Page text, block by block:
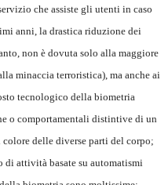
che assiste gli utenti in caso
anni, la drastica riduzione dei
non è dovuta solo alla maggiore
minaccia terroristica), ma anche ai
tecnologico della biometria
o comportamentali distintive di un
delle diverse parti del corpo;
attività basate su automatismi